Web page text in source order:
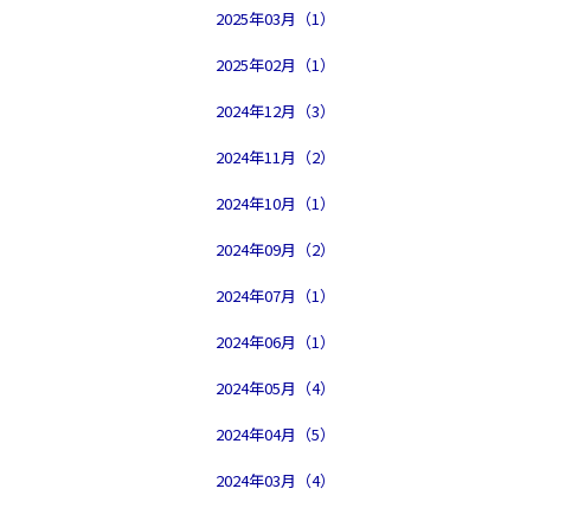
2025年03月（1）
2025年02月（1）
2024年12月（3）
2024年11月（2）
2024年10月（1）
2024年09月（2）
2024年07月（1）
2024年06月（1）
2024年05月（4）
2024年04月（5）
2024年03月（4）